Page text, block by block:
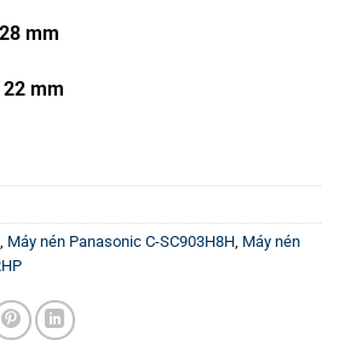
28 mm
22 mm
Máy nén Panasonic C-SC903H8H Máy nén